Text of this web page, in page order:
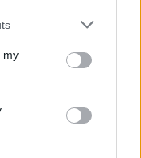
my
νερού σε
της
Παπαδημητρίου
Τρίπολης